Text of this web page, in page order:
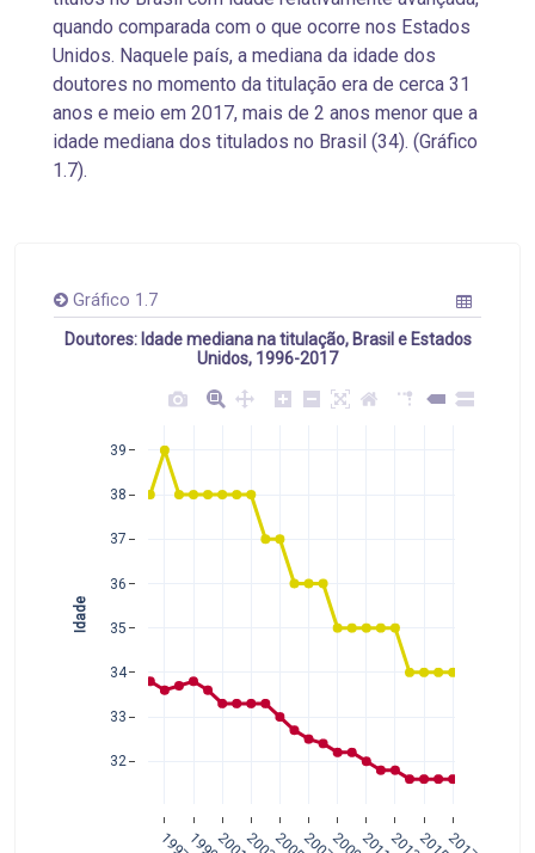
quando comparada com o que ocorre nos Estados
Unidos. Naquele país, a mediana da idade dos
doutores no momento da titulação era de cerca 31
anos e meio em 2017, mais de 2 anos menor que a
idade mediana dos titulados no Brasil (34). (Gráfico
1.7).
Gráfico 1.7
Doutores: Idade mediana na titulação, Brasil e Estados
Unidos, 1996-2017
32
33
34
35
36
37
38
39
Idade